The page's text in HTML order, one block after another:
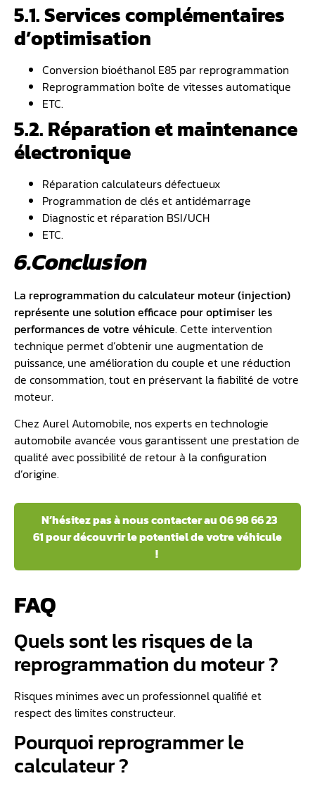
5.1. Services complémentaires
d’optimisation
Conversion bioéthanol E85 par reprogrammation
Reprogrammation boîte de vitesses automatique
ETC.
5.2. Réparation et maintenance
électronique
Réparation calculateurs défectueux
Programmation de clés et antidémarrage
Diagnostic et réparation BSI/UCH
ETC.
6.Conclusion
La reprogrammation du calculateur moteur (injection)
représente une solution efficace pour optimiser les
performances de votre véhicule. Cette intervention
technique permet d’obtenir une augmentation de
puissance, une amélioration du couple et une réduction
de consommation, tout en préservant la fiabilité de votre
moteur.
Chez Aurel Automobile, nos experts en technologie
automobile avancée vous garantissent une prestation de
qualité avec possibilité de retour à la configuration
d’origine.
N’hésitez pas à nous contacter au 06 98 66 23
61 pour découvrir le potentiel de votre véhicule
!
FAQ
Quels sont les risques de la
reprogrammation du moteur ?
Risques minimes avec un professionnel qualifié et
respect des limites constructeur.
Pourquoi reprogrammer le
calculateur ?